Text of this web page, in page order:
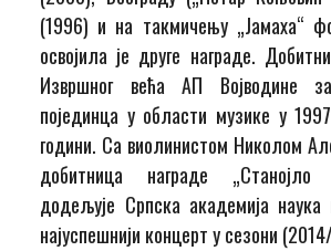
(1996) и на такмичењу „Јамаха“
освојила је друге награде.
Извршног већа АП Војводине за
појединца у области музике у
години. Са виолинистом Николом
добитница награде „Станојло
додељује Српска академија
најуспешнији концерт у сезони